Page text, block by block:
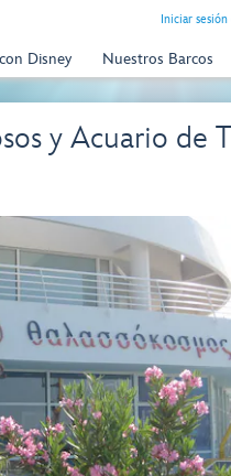
Iniciar
Disney Nuestros Barcos
y Acuario de